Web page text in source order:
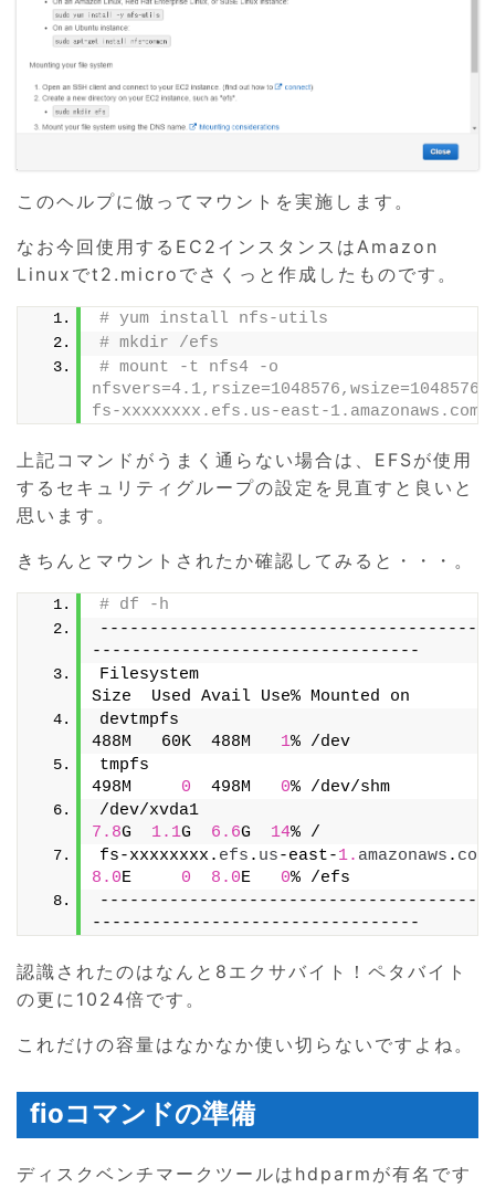
このヘルプに倣ってマウントを実施します。
なお今回使用するEC2インスタンスはAmazon
Linuxでt2.microでさくっと作成したものです。
# yum install nfs-utils
# mkdir /efs
# mount -t nfs4 -o
fs-xxxxxxxx.efs.us-east-
上記コマンドがうまく通らない場合は、EFSが使用
するセキュリティグループの設定を見直すと良いと
思います。
きちんとマウントされたか確認してみると・・・。
# df -h
---------------------------------
Filesystem
Size  Used Avail Use% Mounted on
devtmpfs
488M   60K  488M 1% /dev
tmpfs
498M 0
  498M
0% /dev/shm
7.8G 1.1G 6.6G 14% /
fs-xxxxxxxx. efs . us-east-1. amazonaws . com
8.0E 0 8.0E 0% /efs
---------------------------------
認識されたのはなんと8エクサバイト！ペタバイト
の更に1024倍です。
これだけの容量はなかなか使い切らないですよね。
fioコマンドの準備
ディスクベンチマークツールはhdparmが有名です